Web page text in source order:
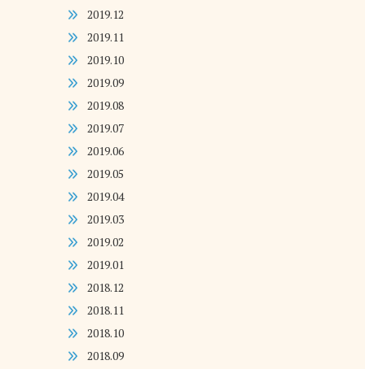
2019.12
2019.11
2019.10
2019.09
2019.08
2019.07
2019.06
2019.05
2019.04
2019.03
2019.02
2019.01
2018.12
2018.11
2018.10
2018.09